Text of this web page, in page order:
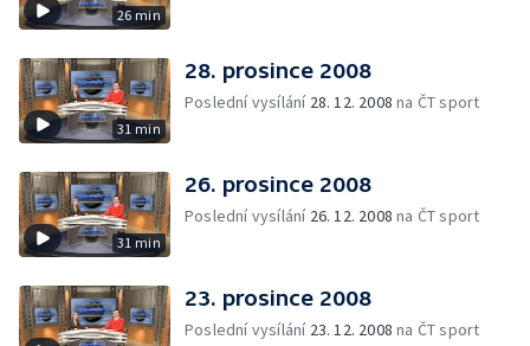
26 min
31 min
28. prosince 2008
Poslední vysílání 28. 12. 2008 na ČT sport
31 min
26. prosince 2008
Poslední vysílání 26. 12. 2008 na ČT sport
23. prosince 2008
Poslední vysílání 23. 12. 2008 na ČT sport